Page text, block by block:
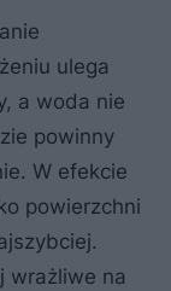
ulega
a woda nie
powinny
W efekcie
powierzchni
wrażliwe na